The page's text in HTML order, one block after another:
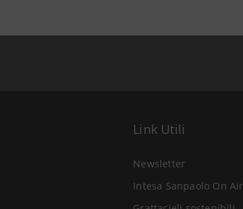
Link Utili
Newsletter
Intesa Sanpaolo On Air